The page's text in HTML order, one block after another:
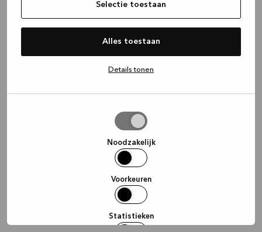
Selectie toestaan
Alles toestaan
Details tonen
Noodzakelijk
Voorkeuren
Statistieken